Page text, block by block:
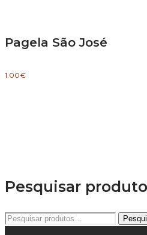
Pagela São José
1.00€
Pesquisar
Pesquisar